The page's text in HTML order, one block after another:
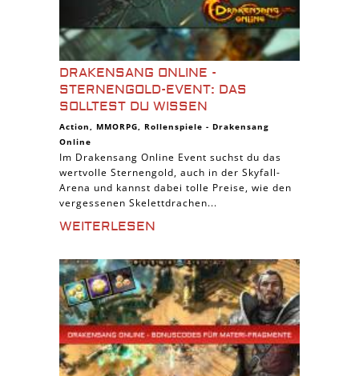
DRAKENSANG ONLINE -
STERNENGOLD-EVENT: DAS
SOLLTEST DU WISSEN
Action, MMORPG, Rollenspiele - Drakensang
Online
Im Drakensang Online Event suchst du das
wertvolle Sternengold, auch in der Skyfall-
Arena und kannst dabei tolle Preise, wie den
vergessenen Skelettdrachen...
WEITERLESEN